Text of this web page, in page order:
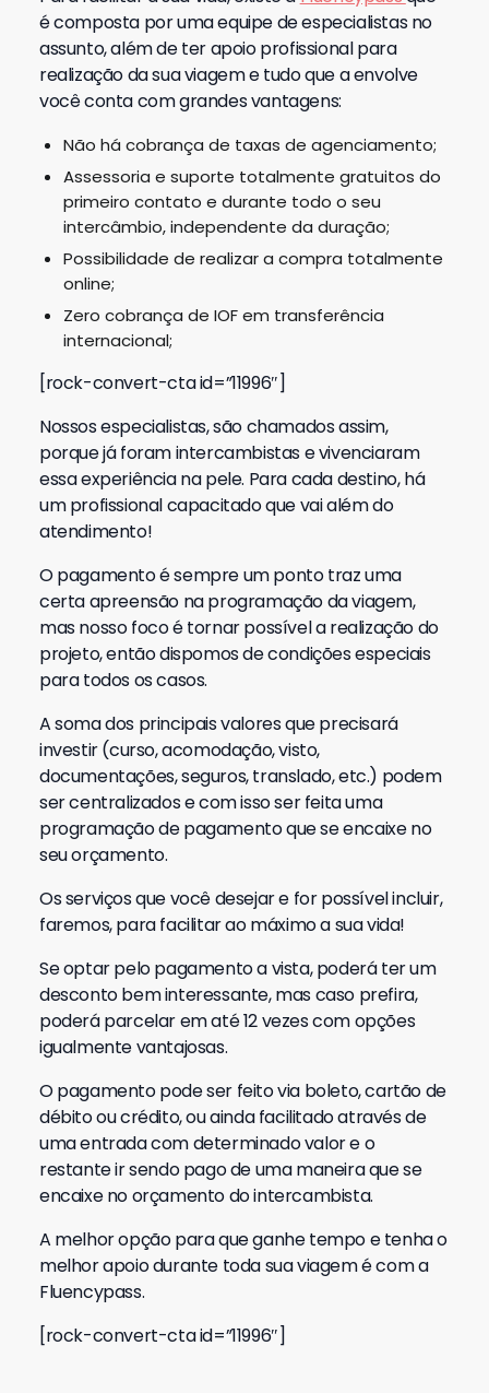
é composta por uma equipe de especialistas no
assunto, além de ter apoio profissional para
realização da sua viagem e tudo que a envolve
você conta com grandes vantagens:
Não há cobrança de taxas de agenciamento;
Assessoria e suporte totalmente gratuitos do
primeiro contato e durante todo o seu
intercâmbio, independente da duração;
Possibilidade de realizar a compra totalmente
online;
Zero cobrança de IOF em transferência
internacional;
[rock-convert-cta id=”11996″]
Nossos especialistas, são chamados assim,
porque já foram intercambistas e vivenciaram
essa experiência na pele. Para cada destino, há
um profissional capacitado que vai além do
atendimento!
O pagamento é sempre um ponto traz uma
certa apreensão na programação da viagem,
mas nosso foco é tornar possível a realização do
projeto, então dispomos de condições especiais
para todos os casos.
A soma dos principais valores que precisará
investir (curso, acomodação, visto,
documentações, seguros, translado, etc.) podem
ser centralizados e com isso ser feita uma
programação de pagamento que se encaixe no
seu orçamento.
Os serviços que você desejar e for possível incluir,
faremos, para facilitar ao máximo a sua vida!
Se optar pelo pagamento a vista, poderá ter um
desconto bem interessante, mas caso prefira,
poderá parcelar em até 12 vezes com opções
igualmente vantajosas.
O pagamento pode ser feito via boleto, cartão de
débito ou crédito, ou ainda facilitado através de
uma entrada com determinado valor e o
restante ir sendo pago de uma maneira que se
encaixe no orçamento do intercambista.
A melhor opção para que ganhe tempo e tenha o
melhor apoio durante toda sua viagem é com a
Fluencypass.
[rock-convert-cta id=”11996″]